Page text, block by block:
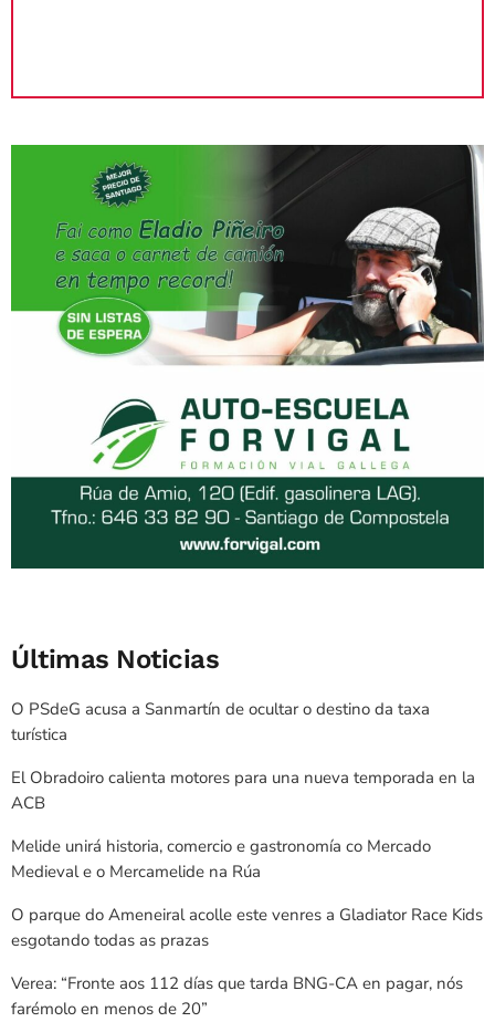
Últimas Noticias
O PSdeG acusa a Sanmartín de ocultar o destino da taxa
turística
El Obradoiro calienta motores para una nueva temporada en la
ACB
Melide unirá historia, comercio e gastronomía co Mercado
Medieval e o Mercamelide na Rúa
O parque do Ameneiral acolle este venres a Gladiator Race Kids
esgotando todas as prazas
Verea: “Fronte aos 112 días que tarda BNG-CA en pagar, nós
farémolo en menos de 20”